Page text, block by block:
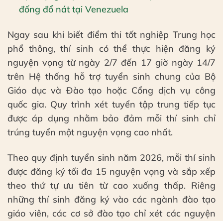
đống đổ nát tại Venezuela
Ngay sau khi biết điểm thi tốt nghiệp Trung học
phổ thông, thí sinh có thể thực hiện đăng ký
nguyện vọng từ ngày 2/7 đến 17 giờ ngày 14/7
trên Hệ thống hỗ trợ tuyển sinh chung của Bộ
Giáo dục và Đào tạo hoặc Cổng dịch vụ công
quốc gia. Quy trình xét tuyển tập trung tiếp tục
được áp dụng nhằm bảo đảm mỗi thí sinh chỉ
trúng tuyển một nguyện vọng cao nhất.
Theo quy định tuyển sinh năm 2026, mỗi thí sinh
được đăng ký tối đa 15 nguyện vọng và sắp xếp
theo thứ tự ưu tiên từ cao xuống thấp. Riêng
những thí sinh đăng ký vào các ngành đào tạo
giáo viên, các cơ sở đào tạo chỉ xét các nguyện